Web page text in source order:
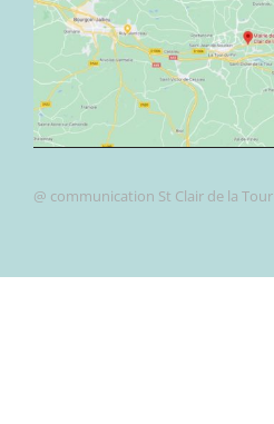
@ communication St Clair de la Tour